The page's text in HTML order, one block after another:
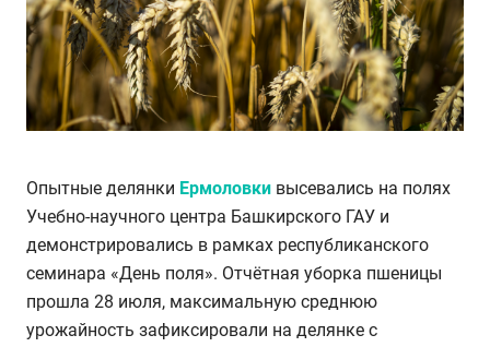
Опытные делянки Ермоловки высевались на полях
Учебно-научного центра Башкирского ГАУ и
демонстрировались в рамках республиканского
семинара «День поля». Отчётная уборка пшеницы
прошла 28 июля, максимальную среднюю
урожайность зафиксировали на делянке с